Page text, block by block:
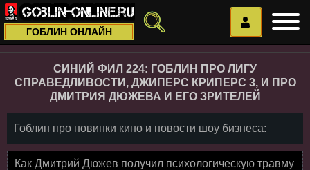
ГОБЛИН ОНЛАЙН
СИНИЙ ФИЛ 224: ГОБЛИН ПРО ЛИГУ
СПРАВЕДЛИВОСТИ, ДЖИПЕРС КРИПЕРС 3, И ПРО
ДМИТРИЯ ДЮЖЕВА И ЕГО ЗРИТЕЛЕЙ
Гоблин про новинки кино и новости шоу бизнеса:
Как Дмитрий Дюжев получил психологическую травму